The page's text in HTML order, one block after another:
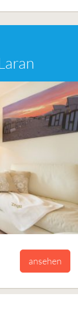
ansehen